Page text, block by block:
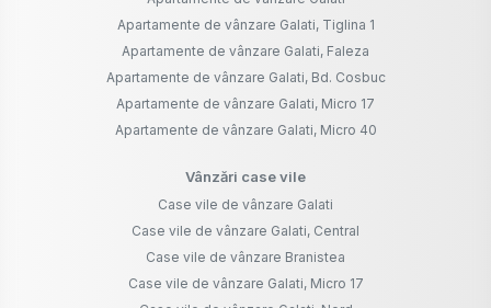
Apartamente de vânzare Galati, Tiglina 1
Apartamente de vânzare Galati, Faleza
Apartamente de vânzare Galati, Bd. Cosbuc
Apartamente de vânzare Galati, Micro 17
Apartamente de vânzare Galati, Micro 40
Vânzări case vile
Case vile de vânzare Galati
Case vile de vânzare Galati, Central
Case vile de vânzare Branistea
Case vile de vânzare Galati, Micro 17